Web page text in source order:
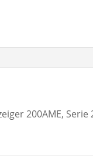
200AME,